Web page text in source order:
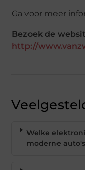
Ga voor meer
Bezoek de
http://
Welke
moderne